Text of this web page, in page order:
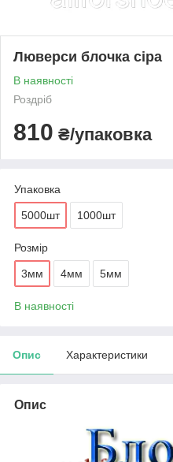
Люверси блочка сіра
В наявності
Роздріб
810 ₴/упаковка
Упаковка
5000шт 1000шт
Розмір
3мм 4мм 5мм
В наявності
Опис Характеристики
Опис